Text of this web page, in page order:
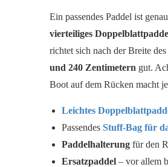
Ein passendes Paddel ist
vierteiliges
richtet sich nach der Breite
und 240 Zentimetern gut.
Boot auf dem Rücken macht
Leichtes
Passendes Stuff-Bag für
Paddelhalterung für den
Ersatzpaddel – vor allem